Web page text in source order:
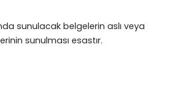
sunulacak belgelerin aslı veya
sunulması esastır.